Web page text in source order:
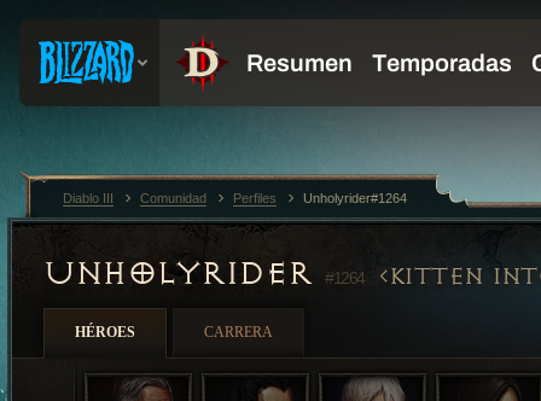
UNHOLYRIDER #1264 KITTEN
HÉROES CARRERA
Diablo III Comunidad Perfiles Unholyrider#1264